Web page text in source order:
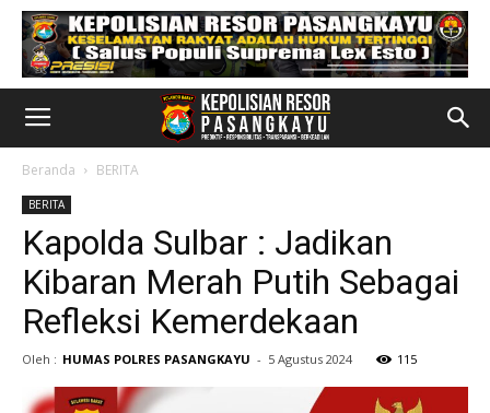
Beranda BERITA
BERITA
Kapolda Sulbar : Jadikan
Kibaran Merah Putih Sebagai
Refleksi Kemerdekaan
Oleh : HUMAS POLRES PASANGKAYU - 5 Agustus 2024 115